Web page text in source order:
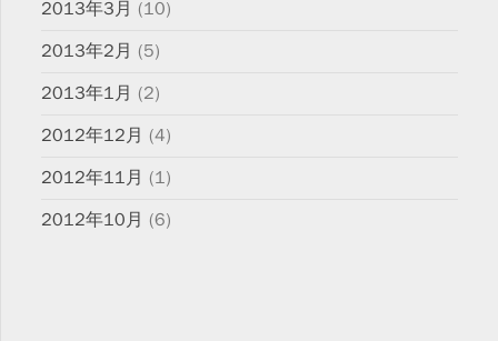
2013年3月 (10)
2013年2月 (5)
2013年1月 (2)
2012年12月 (4)
2012年11月 (1)
2012年10月 (6)